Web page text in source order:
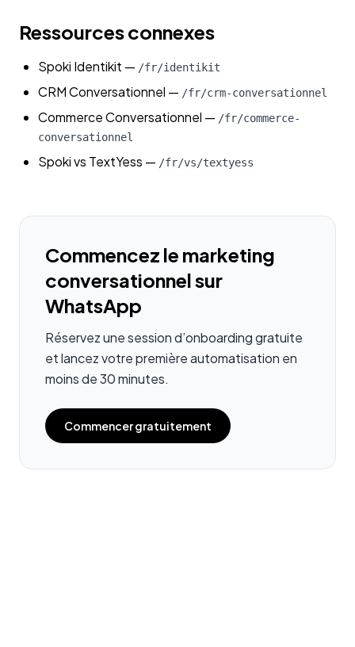
Ressources connexes
Spoki Identikit — /fr/identikit
CRM Conversationnel — /fr/crm-conversationnel
Commerce Conversationnel — /fr/commerce-
conversationnel
Spoki vs TextYess — /fr/vs/textyess
Commencez le marketing
conversationnel sur
WhatsApp
Réservez une session d’onboarding gratuite
et lancez votre première automatisation en
moins de 30 minutes.
Commencer gratuitement